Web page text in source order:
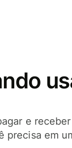
e
precisa em